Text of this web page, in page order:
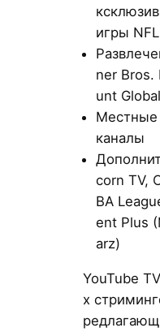
игры NFL
ner Bros.
unt Global
Местные
каналы
corn TV,
BA
ent Plus
arz)
YouTube
х